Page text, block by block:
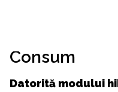
Consum
Datorită modului